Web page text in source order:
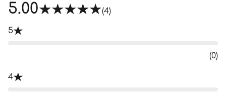
5.00 (4)
5
(0)
4